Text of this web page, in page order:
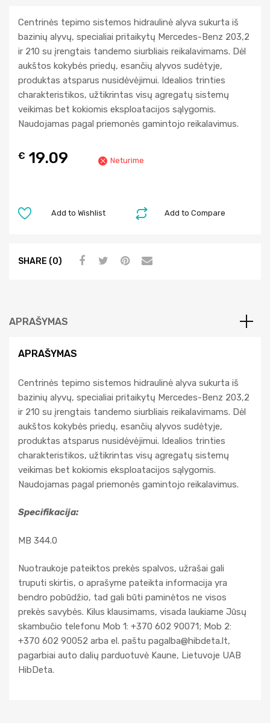
Centrinės tepimo sistemos hidraulinė alyva sukurta iš
bazinių alyvų, specialiai pritaikytų Mercedes-Benz 203,2
ir 210 su įrengtais tandemo siurbliais reikalavimams. Dėl
aukštos kokybės priedų, esančių alyvos sudėtyje,
produktas atsparus nusidėvėjimui. Idealios trinties
charakteristikos, užtikrintas visų agregatų sistemų
veikimas bet kokiomis eksploatacijos sąlygomis.
Naudojamas pagal priemonės gamintojo reikalavimus.
€ 19.09 Neturime
Add to Compare
Add to Wishlist
SHARE (0)
APRAŠYMAS
APRAŠYMAS
Centrinės tepimo sistemos hidraulinė alyva sukurta iš
bazinių alyvų, specialiai pritaikytų Mercedes-Benz 203,2
ir 210 su įrengtais tandemo siurbliais reikalavimams. Dėl
aukštos kokybės priedų, esančių alyvos sudėtyje,
produktas atsparus nusidėvėjimui. Idealios trinties
charakteristikos, užtikrintas visų agregatų sistemų
veikimas bet kokiomis eksploatacijos sąlygomis.
Naudojamas pagal priemonės gamintojo reikalavimus.
Specifikacija:
MB 344.0
Nuotraukoje pateiktos prekės spalvos, užrašai gali
truputi skirtis, o aprašyme pateikta informacija yra
bendro pobūdžio, tad gali būti paminėtos ne visos
prekės savybės. Kilus klausimams, visada laukiame Jūsų
skambučio telefonu Mob 1: +370 602 90071; Mob 2:
+370 602 90052 arba el. paštu pagalba@hibdeta.lt,
pagarbiai auto dalių parduotuvė Kaune, Lietuvoje UAB
HibDeta.